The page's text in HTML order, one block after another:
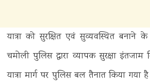
यात्रा को सुरक्षित एवं सुव्यवस्थित बनाने
चमोली पुलिस द्वारा व्यापक सुरक्षा
यात्रा मार्ग पर पुलिस बल तैनात किया गया